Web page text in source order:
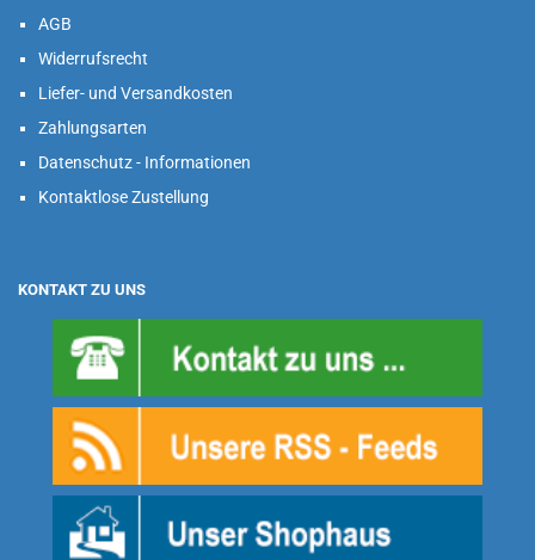
AGB
Widerrufsrecht
Liefer- und Versandkosten
Zahlungsarten
Datenschutz - Informationen
Kontaktlose Zustellung
KONTAKT ZU UNS